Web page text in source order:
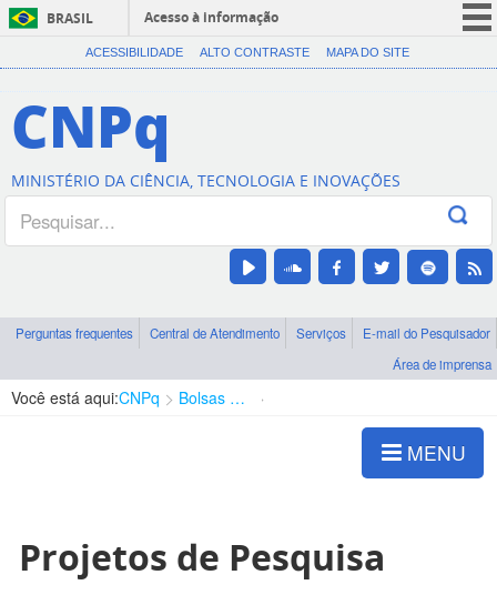
BRASIL
Acesso à informação
CORONAVÍRUS (COVID-19)
Canais
ACESSIBILIDADE ALTO CONTRASTE MAPA DO SITE
CNPq
MINISTÉRIO DA CIÊNCIA, TECNOLOGIA E INOVAÇÕES
Perguntas frequentes Central de Atendimento Serviços
E-mail do Pesquisador
Área de imprensa
Você está aqui:CNPq Bolsas e Auxílios Vigentes
MENU
Projetos de Pesquisa